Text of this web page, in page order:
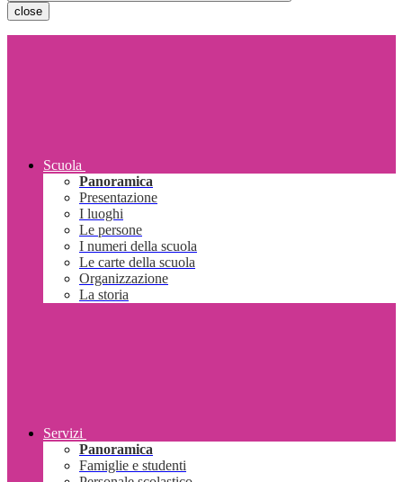
close
Scuola
Panoramica
Presentazione
I luoghi
Le persone
I numeri della scuola
Le carte della scuola
Organizzazione
La storia
Servizi
Panoramica
Famiglie e studenti